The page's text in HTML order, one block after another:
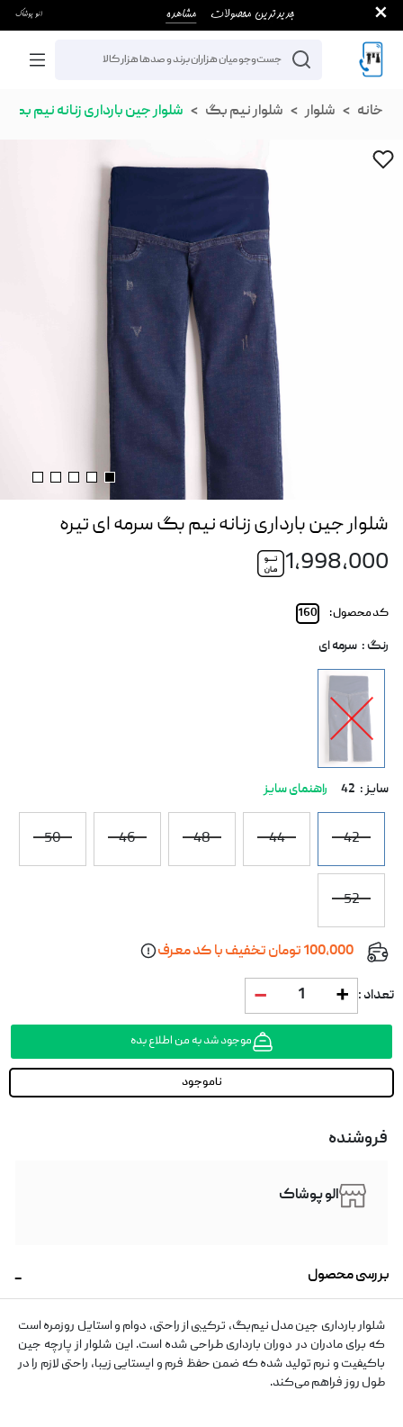
خانه شلوار شلوار نیم بگ شلوار جین بارداری زنانه نیم بگ
شلوار جین بارداری زنانه نیم بگ سرمه ای تیره
1,998,000
کد محصول : 160
رنگ : سرمه ای
سایز : 42 راهنمای سایز
42
44
48
46
50
52
100,000 تومان تخفیف با کد معرف
تعداد : 1
موجود شد به من اطلاع بده
ناموجود
فروشنده
الو پوشاک
بررسی محصول
شلوار بارداری جین مدل نیم‌بگ، ترکیبی از راحتی، دوام و استایل روزمره است
که برای مادران در دوران بارداری طراحی شده است. این شلوار از پارچه جین
باکیفیت و نرم تولید شده که ضمن حفظ فرم و ایستایی زیبا، راحتی لازم را در
طول روز فراهم می‌کند.